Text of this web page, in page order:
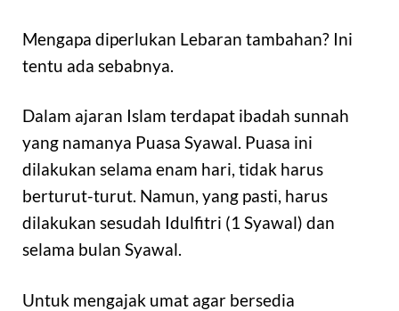
Mengapa diperlukan Lebaran tambahan? Ini
tentu ada sebabnya.
Dalam ajaran Islam terdapat ibadah sunnah
yang namanya Puasa Syawal. Puasa ini
dilakukan selama enam hari, tidak harus
berturut-turut. Namun, yang pasti, harus
dilakukan sesudah Idulfitri (1 Syawal) dan
selama bulan Syawal.
Untuk mengajak umat agar bersedia